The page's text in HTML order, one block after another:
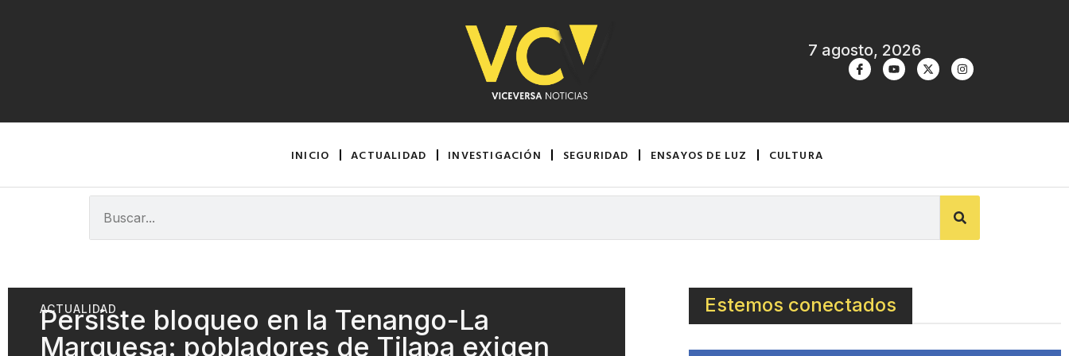
7 agosto, 2026
INICIO ACTUALIDAD INVESTIGACIÓN SEGURIDAD ENSAYOS DE LUZ CULTURA
ACTUALIDAD
Persiste bloqueo en la Tenango-La
Marquesa: pobladores de Tilapa exigen
Estemos conectados